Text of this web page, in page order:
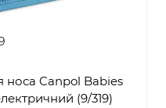
носа Canpol Babies
(9/319)